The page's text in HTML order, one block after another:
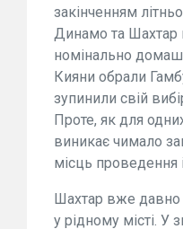
закінченням
Динамо та Шахтар
номінально
Кияни обрали
зупинили свій
Проте, як для
виникає чимало
місць проведення
Шахтар вже давно
у рідному місті. У